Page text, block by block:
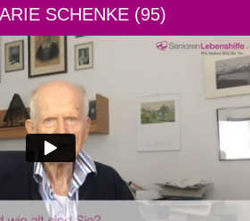
SCHENKE (95)